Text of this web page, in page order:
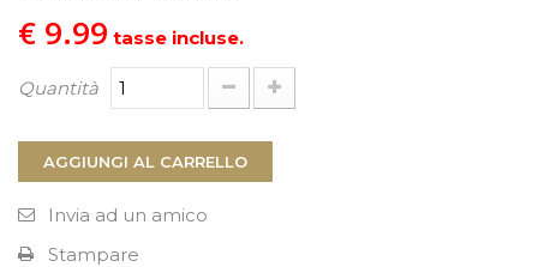
€ 9.99 tasse incluse.
Quantità
AGGIUNGI AL CARRELLO
Invia ad un amico
Stampare